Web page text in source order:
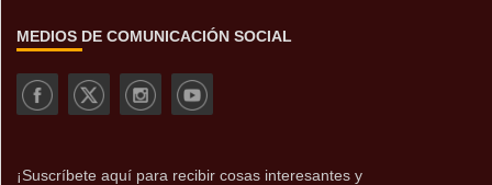
MEDIOS DE COMUNICACIÓN SOCIAL
¡Suscríbete aquí para recibir cosas interesantes y